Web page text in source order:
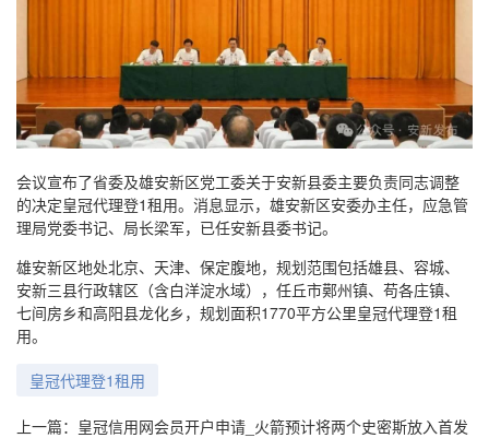
会议宣布了省委及雄安新区党工委关于安新县委主要负责同志调整
的决定皇冠代理登1租用。消息显示，雄安新区安委办主任，应急管
理局党委书记、局长梁军，已任安新县委书记。
雄安新区地处北京、天津、保定腹地，规划范围包括雄县、容城、
安新三县行政辖区（含白洋淀水域），任丘市鄚州镇、苟各庄镇、
七间房乡和高阳县龙化乡，规划面积1770平方公里皇冠代理登1租
用。
皇冠代理登1租用
上一篇： 皇冠信用网会员开户申请_火箭预计将两个史密斯放入首发